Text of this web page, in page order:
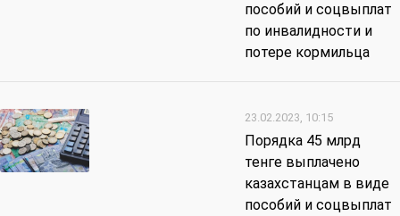
пособий и соцвыплат
по инвалидности и
потере кормильца
23.02.2023, 10:15
Порядка 45 млрд
тенге выплачено
казахстанцам в виде
пособий и соцвыплат